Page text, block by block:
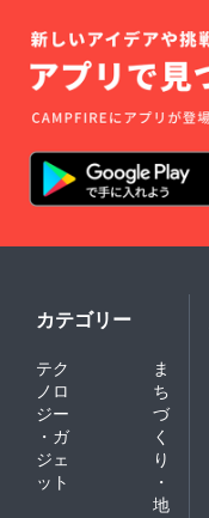
カテゴリー
テク
ノロ
ジー
・ガ
ジェ
ット
ま
ち
づ
く
り
・
地